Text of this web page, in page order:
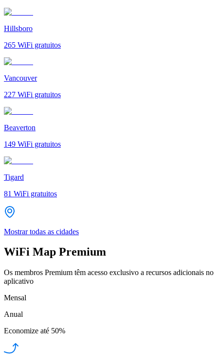
Hillsboro
265 WiFi gratuitos
Vancouver
227 WiFi gratuitos
Beaverton
149 WiFi gratuitos
Tigard
81 WiFi gratuitos
Mostrar todas as cidades
WiFi Map Premium
Os membros Premium têm acesso exclusivo a recursos adicionais no
aplicativo
Mensal
Anual
Economize até 50%